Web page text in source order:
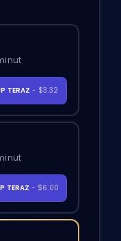
TERAZ - $3.32
TERAZ - $6.00